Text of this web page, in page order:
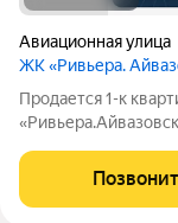
Авиационная улица
ЖК «Ривьера.
Продается 1-к
квартал в районе
ориентирован на